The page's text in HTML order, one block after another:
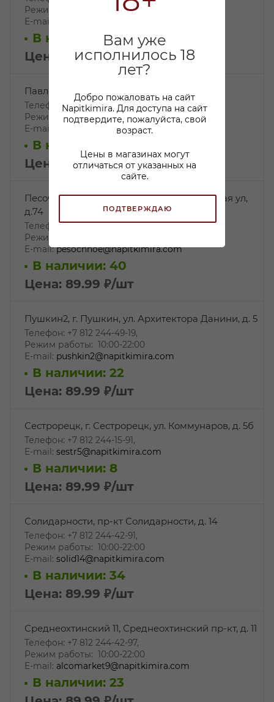
Вам уже
исполнилось 18
лет?
Добро пожаловать на сайт
Napitkimira. Для доступа на сайт
подтвердите, пожалуйста, свой
возраст.
Цены в магазинах могут
отличаться от указанных на
сайте.
ПОДТВЕРЖДАЮ
Режим работы: 10:00-22:00
E-mail:
В наличии: 22
Цена: 89.99₽/шт
Павловск, г. Павловск, Слуцкая ул., д. 9
Телефон: +7 812 244-20-37,
Режим работы: 10:00-22:00
E-mail:
pavlovsk@napitkimira.com
В наличии: 6
Цена: 89.99₽/шт
Песочный, СПб, пос. Песочный, Пионерская ул,
д.74
Телефон: ‎+7 931 631-78-17,
Режим работы: 10:00 - 22:00
E-mail:pesochnoe@napitkimira.com
В наличии: 40
Цена: 89.99 ₽/шт
Пушкин2, г. Пушкин, ул. Архитектора Данини, д. 5
Телефон: +7 812 244-49-19,
Режим работы: 10:00-22:00
E-mail: pushkin2@napitkimira.com
В наличии: 22
Цена: 89.99 ₽/шт
Сестрорецк, г. Сестрорецк, ул. Коммунаров, д. 5б
Телефон: +7 812 244-15-91,
E-mail: sestr5@napitkimira.com
В наличии: 8
Цена: 89.99 ₽/шт
Солидарности, пр-кт Солидарности, д. 14
Телефон: +7 812 244-42-91,
Режим работы: 10:00-22:00
E-mail: solid14@napitkimira.com
В наличии: 34
Цена: 89.99 ₽/шт
Среднеохтинский 11, Среднеохтинский пр-кт, д. 11
Телефон: +7 812 244-42-97,
Режим работы: 10:00-22:00
E-mail: alcomarket9@napitkimira.com
В наличии: 23